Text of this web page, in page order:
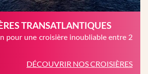
TRANSATLANTIQUES
pour une croisière inoubliable entre 2
DÉCOUVRIR NOS CROISIÈRES